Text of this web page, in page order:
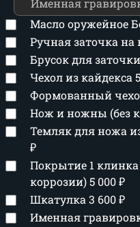
Масло оружейное
Ручная заточка на
Брусок для
Чехол из кайдекса
Формованный
Нож и ножны (без
Темляк для ножа
₽
Покрытие 1
коррозии)5 000₽
Шкатулка 3 600₽
Именная